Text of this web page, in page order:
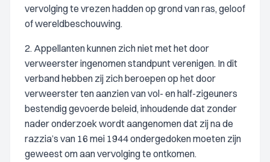
vervolging te vrezen hadden op grond van ras, geloof
of wereldbeschouwing.
2. Appellanten kunnen zich niet met het door
verweerster ingenomen standpunt verenigen. In dit
verband hebben zij zich beroepen op het door
verweerster ten aanzien van vol- en half-zigeuners
bestendig gevoerde beleid, inhoudende dat zonder
nader onderzoek wordt aangenomen dat zij na de
razzia’s van 16 mei 1944 ondergedoken moeten zijn
geweest om aan vervolging te ontkomen.